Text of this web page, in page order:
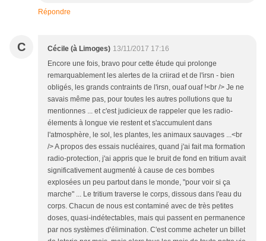
Répondre
C Cécile (à Limoges) 13/11/2017 17:16
Encore une fois, bravo pour cette étude qui prolonge
remarquablement les alertes de la criirad et de l'irsn - bien
obligés, les grands contraints de l'irsn, ouaf ouaf !<br /> Je ne
savais même pas, pour toutes les autres pollutions que tu
mentionnes ... et c'est judicieux de rappeler que les radio-
élements à longue vie restent et s'accumulent dans
l'atmosphère, le sol, les plantes, les animaux sauvages ...<br
/> A propos des essais nucléaires, quand j'ai fait ma formation
radio-protection, j'ai appris que le bruit de fond en tritium avait
significativement augmenté à cause de ces bombes
explosées un peu partout dans le monde, "pour voir si ça
marche" ... Le tritium traverse le corps, dissous dans l'eau du
corps. Chacun de nous est contaminé avec de très petites
doses, quasi-indétectables, mais qui passent en permanence
par nos systèmes d'élimination. C'est comme acheter un billet